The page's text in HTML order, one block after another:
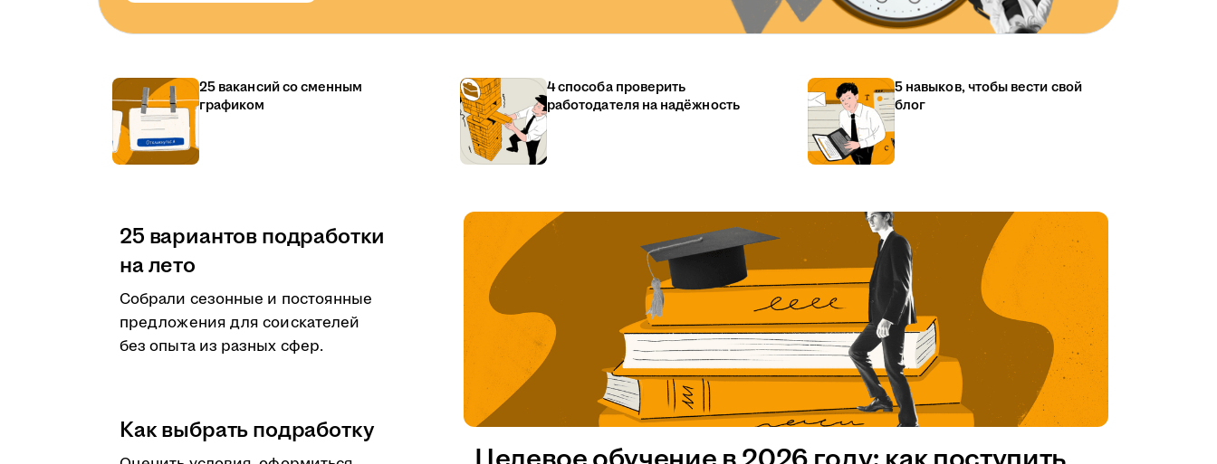
25 вакансий со сменным
графиком
4 способа проверить
работодателя на надёжность
5 навыков, чтобы вести свой
блог
25 вариантов подработки
на лето
Собрали сезонные и постоянные
предложения для соискателей
без опыта из разных сфер.
Как выбрать подработку